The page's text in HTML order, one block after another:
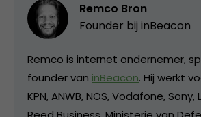
Remco Bron
Founder bij inBeacon
Remco is internet ondernemer,
founder van inBeacon. Hij werkt
KPN, ANWB, NOS, Vodafone,